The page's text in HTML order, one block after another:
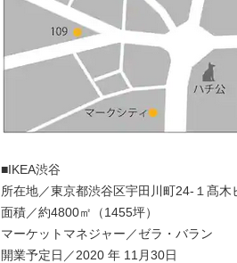
■IKEA渋谷
所在地／東京都渋谷区宇田川町24-１髙
面積／約4800㎡（1455坪）
マーケットマネジャー／ゼラ・バラン
開業予定日／2020 年 11月30日